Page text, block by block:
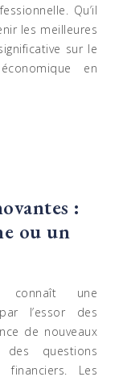
Qu’il
les meilleures
sur le
en
:
ou un
connaît une
l’essor des
de nouveaux
des questions
financiers. Les